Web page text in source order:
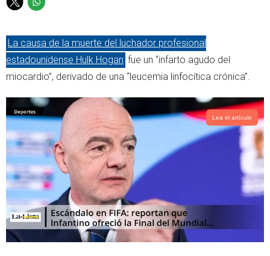
T
i
t
t
e
r
W
a
t
s
a
p
p
La causa de la muerte del luchador profesional
estadounidense Hulk Hogan fue un “infarto agudo del
miocardio”, derivado de una “leucemia linfocítica crónica”.
Lea el artículo